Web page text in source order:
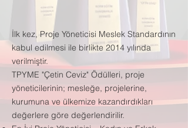
İlk kez, Proje Yöneticisi Meslek Standardının
kabul edilmesi ile birlikte 2014 yılında
verilmiştir.
TPYME "Çetin Ceviz" Ödülleri, proje
yöneticilerinin; mesleğe, projelerine,
kurumuna ve ülkemize kazandırdıkları
değerlere göre değerlendirilir.